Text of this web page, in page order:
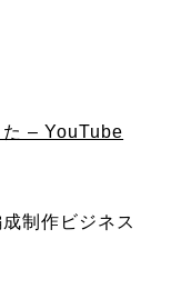
– YouTube
制作ビジネス